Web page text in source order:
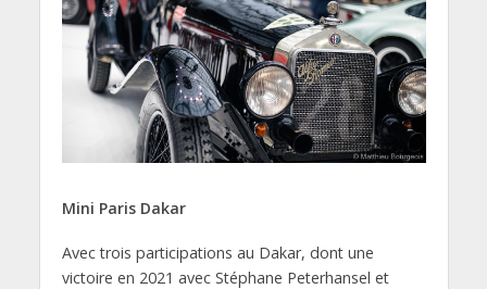
Mini Paris Dakar
Avec trois participations au Dakar, dont une
victoire en 2021 avec Stéphane Peterhansel et